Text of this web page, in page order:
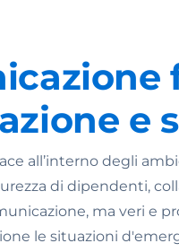
e
all’interno degli
di dipendenti,
ma veri e
le situazioni